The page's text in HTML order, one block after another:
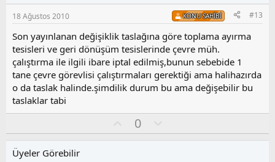
s
u
z
o
y
l
a
18 Ağustos 2010 KONU SAHIBI #13
Son yayınlanan değişiklik taslağına göre toplama ayırma
tesisleri ve geri dönüşüm tesislerinde çevre müh.
çalıştırma ile ilgili ibare iptal edilmiş,bunun sebebide 1
tane çevre görevlisi çalıştırmaları gerektiği ama halihazırda
o da taslak halinde.şimdilik durum bu ama değişebilir bu
taslaklar tabi
y
0
l
Üyeler Görebilir